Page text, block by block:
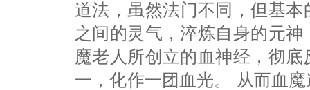
道法，虽然法门不同，但基
之间的灵气，淬炼自身的元
魔老人所创立的血神经，彻
一，化作一团血光。 从而血